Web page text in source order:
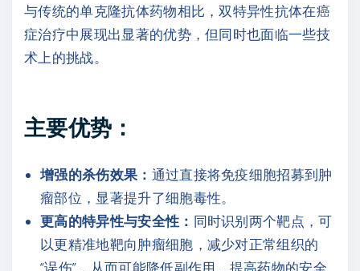
与传统的单克隆抗体药物相比，双特异性抗体在癌
症治疗中展现出显著的优势，但同时也面临一些技
术上的挑战。
主要优势：
增强的杀伤效果： 通过直接将免疫细胞招募到肿
瘤部位，显著提升了细胞毒性。
更高的特异性与安全性： 同时识别两个靶点，可
以更精准地靶向肿瘤细胞，减少对正常组织的
“误伤”，从而可能降低副作用，提高药物的安全